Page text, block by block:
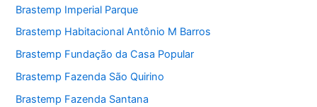
Brastemp Imperial Parque
Brastemp Habitacional Antônio M Barros
Brastemp Fundação da Casa Popular
Brastemp Fazenda São Quirino
Brastemp Fazenda Santana